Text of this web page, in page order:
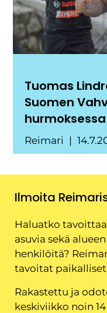
Tuomas
Suomen
hurmoksessa
Reimari
Ilmoita
Haluatko
asuvia sekä
henkilöitä?
tavoitat
Rakastettu ja
keskiviikko noin